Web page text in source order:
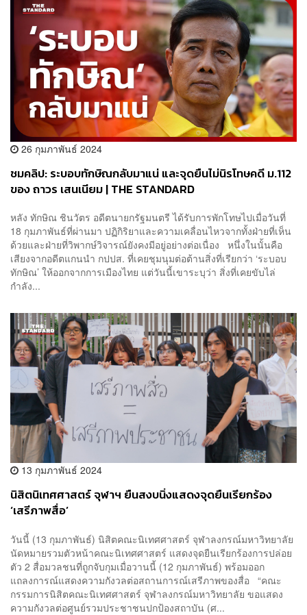
26 กุมภาพันธ์ 2024
ชมคลิป: ระบอบทักษิณกลับมาแน่ และจุดยืนไม่นิรโทษคดี ม.112
ของ ถาวร เสนเนียม | THE STANDARD
หลัง ทักษิณ ชินวัตร อดีตนายกรัฐมนตรี ได้รับการพักโทษไปเมื่อวันที่
18 กุมภาพันธ์ที่ผ่านมา ปฏิกิริยาและความเคลื่อนไหวจากทั้งฝ่ายที่เห็น
ด้วยและฝ่ายที่วิพากษ์วิจารณ์ยังคงมีอยู่อย่างต่อเนื่อง หนึ่งในนั้นคือ
เสียงจากอดีตแกนนำ กปปส. ที่เคยชุมนุมต่อต้านสิ่งที่เรียกว่า ‘ระบอบ
ทักษิณ’ ให้ออกจากการเมืองไทย แต่วันนี้เขาระบุว่า สิ่งที่เคยขับไล่
กำลัง...
13 กุมภาพันธ์ 2024
นิสิตนิเทศศาสตร์ จุฬาฯ ยืนสงบนิ่งแสดงจุดยืนเรียกร้อง
‘เสรีภาพสื่อ’
วันนี้ (13 กุมภาพันธ์) นิสิตคณะนิเทศศาสตร์ จุฬาลงกรณ์มหาวิทยาลัย
นัดหมายรวมตัวหน้าคณะนิเทศศาสตร์ แสดงจุดยืนเรียกร้องการปล่อย
ตัว 2 สื่อมวลชนที่ถูกจับกุมเมื่อวานนี้ (12 กุมภาพันธ์) พร้อมออก
แถลงการณ์แสดงความกังวลต่อสถานการณ์เสรีภาพของสื่อ “คณะ
กรรมการนิสิตคณะนิเทศศาสตร์ จุฬาลงกรณ์มหาวิทยาลัย ขอแสดง
ความกังวลต่อศูนย์รวมประชาชนปกป้องสถาบัน (ศ...